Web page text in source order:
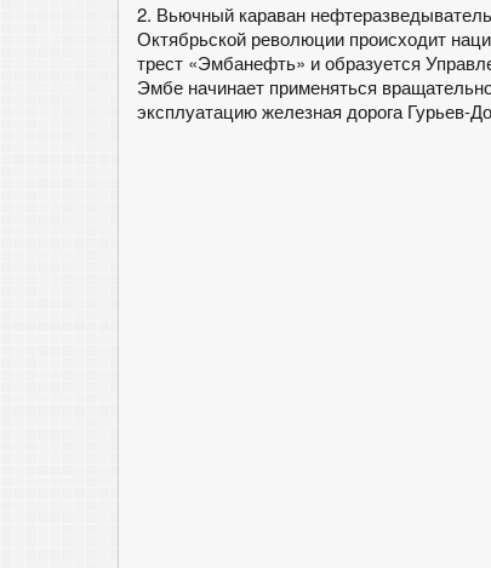
2. Вьючный караван
Октябрьской революции происходит
трест «Эмбанефть» и образуется
Эмбе начинает применяться
эксплуатацию железная дорога Гурьев-